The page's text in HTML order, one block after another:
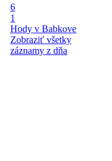
6
1
Hody v Babkove
Zobraziť všetky
záznamy z dňa